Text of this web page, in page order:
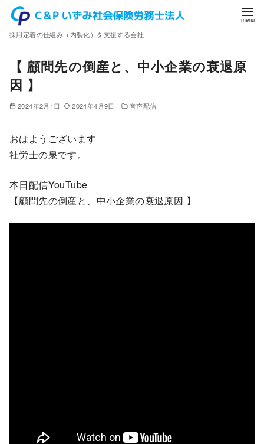
採用定着の仕組み（内製化）を支援する会社
【 顧問先の倒産と、中小企業の衰退原
因 】
2024年2月1日 2024年4月9日 音声配信
おはようございます
社労士の泉です。
本日配信YouTube
【顧問先の倒産と、中小企業の衰退原因 】